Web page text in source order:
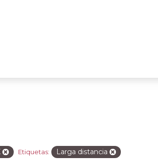
Etiquetas:
Larga distancia